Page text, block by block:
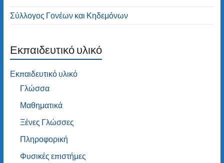
Σύλλογος Γονέων και Κηδεμόνων
Εκπαιδευτικό υλικό
Εκπαιδευτικό υλικό
Γλώσσα
Μαθηματικά
Ξένες Γλώσσες
Πληροφορική
Φυσικές επιστήμες